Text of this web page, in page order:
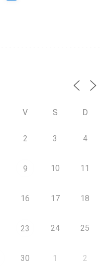
V S D
2 3 4
9 10 11
16 17 18
23 24 25
30 1 2